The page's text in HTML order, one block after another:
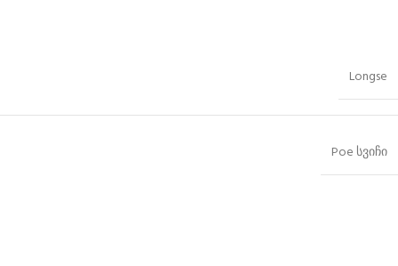
Longse
Poe სვიჩი